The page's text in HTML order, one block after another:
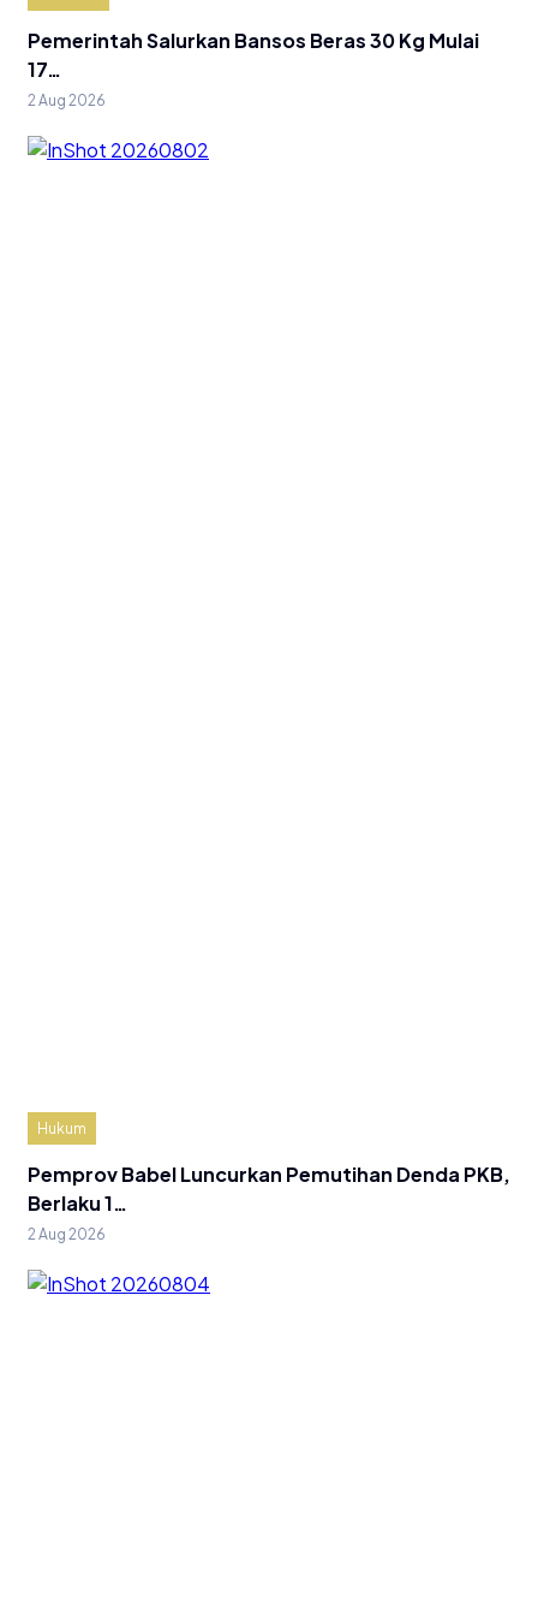
Pemerintah Salurkan Bansos Beras 30 Kg Mulai
17…
2 Aug 2026
Hukum
Pemprov Babel Luncurkan Pemutihan Denda PKB,
Berlaku 1…
2 Aug 2026